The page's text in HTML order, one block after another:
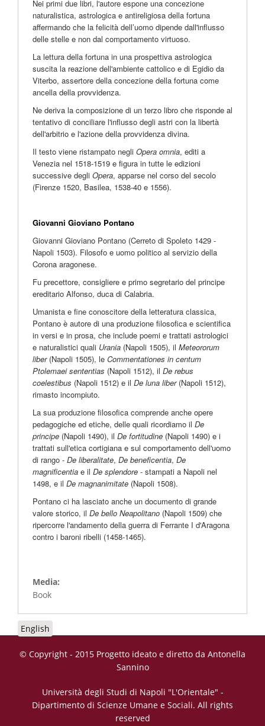
Nei primi due libri, l'autore espone una concezione
naturalistica, astrologica e antireligiosa della fortuna
affermando che la felicità dell’uomo dipende dall'influsso
delle stelle e non dal comportamento virtuoso.
La lettura della fortuna in una prospettiva astrologica
suscita la reazione dell'ambiente cattolico e di Egidio da
Viterbo, assertore della concezione della fortuna come
ancella della provvidenza.
Ne deriva la composizione di un terzo libro che risponde al
tentativo di conciliare l'influsso degli astri con la libertà
dell'arbitrio e l'azione della provvidenza divina.
Il testo viene ristampato negli Opera omnia, editi a
Venezia nel 1518-1519 e figura in tutte le edizioni
successive degli Opera, apparse nel corso del secolo
(Firenze 1520, Basilea, 1538-40 e 1556).
Giovanni Gioviano Pontano
Giovanni Gioviano Pontano (Cerreto di Spoleto 1429 -
Napoli 1503). Filosofo e uomo politico al servizio della
Corona aragonese.
Fu precettore, consigliere e primo segretario del principe
ereditario Alfonso, duca di Calabria.
Umanista e fine conoscitore della letteratura classica,
Pontano è autore di una produzione filosofica e scientifica
in versi e in prosa, che include poemi e trattati astrologici
e naturalistici quali Urania (Napoli 1505), il Meteororum
liber (Napoli 1505), le Commentationes in centum
Ptolemaei sententias (Napoli 1512), il De rebus
coelestibus (Napoli 1512) e il De luna liber (Napoli 1512),
rimasto incompiuto.
La sua produzione filosofica comprende anche opere
pedagogiche ed etiche, delle quali ricordiamo il De
principe (Napoli 1490), il De fortitudine (Napoli 1490) e i
trattati sull'etica cortigiana e sul comportamento dell'uomo
di rango - De liberalitate, De beneficentia, De
magnificentia e il De splendore - stampati a Napoli nel
1498, e il De magnanimitate (Napoli 1508).
Pontano ci ha lasciato anche un documento di grande
valore storico, il De bello Neapolitano (Napoli 1509) che
ripercorre l'andamento della guerra di Ferrante I d'Aragona
contro i baroni ribelli (1458-1465).
Media:
Book
English
© Copyright - 2015 Progetto ideato e diretto da Antonella
Sannino
Università degli Studi di Napoli "L'Orientale" -
Dipartimento di Scienze Umane e Sociali. All rights
reserved